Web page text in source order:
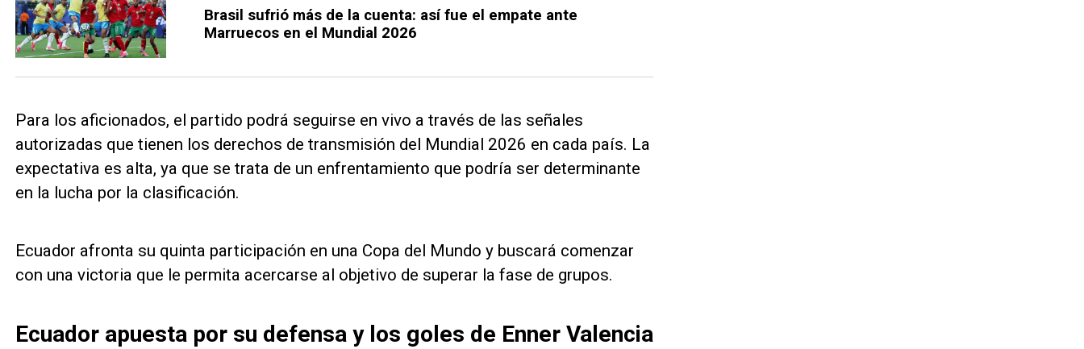
Brasil sufrió más de la cuenta: así fue el empate ante
Marruecos en el Mundial 2026
Para los aficionados, el partido podrá seguirse en vivo a través de las señales
autorizadas que tienen los derechos de transmisión del Mundial 2026 en cada país. La
expectativa es alta, ya que se trata de un enfrentamiento que podría ser determinante
en la lucha por la clasificación.
Ecuador afronta su quinta participación en una Copa del Mundo y buscará comenzar
con una victoria que le permita acercarse al objetivo de superar la fase de grupos.
Ecuador apuesta por su defensa y los goles de Enner Valencia